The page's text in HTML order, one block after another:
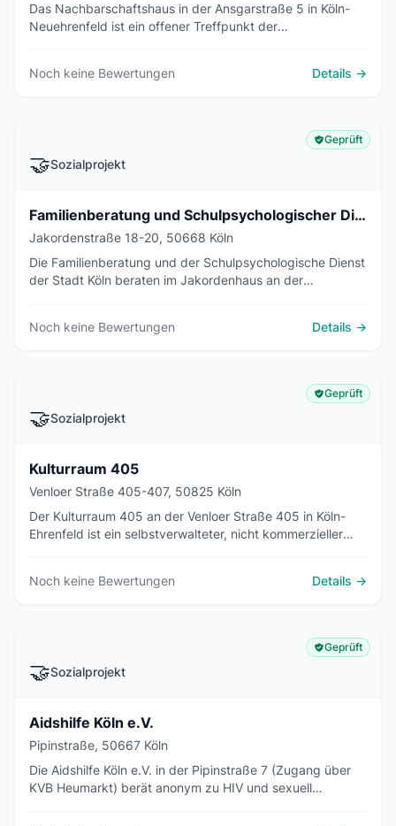
Das Nachbarschaftshaus in der Ansgarstraße 5 in Köln-
Neuehrenfeld ist ein offener Treffpunkt der
Noch keine Bewertungen Details →
🤝Sozialprojekt
Geprüft
Familienberatung und Schulpsychologischer Dienst der Stadt Köln
Jakordenstraße 18-20, 50668 Köln
Die Familienberatung und der Schulpsychologische Dienst
der Stadt Köln beraten im Jakordenhaus an der
Noch keine Bewertungen Details →
🤝Sozialprojekt
Geprüft
Kulturraum 405
Venloer Straße 405-407, 50825 Köln
Der Kulturraum 405 an der Venloer Straße 405 in Köln-
Ehrenfeld ist ein selbstverwalteter, nicht kommerzieller
Noch keine Bewertungen Details →
🤝Sozialprojekt
Geprüft
Aidshilfe Köln e.V.
Pipinstraße, 50667 Köln
Die Aidshilfe Köln e.V. in der Pipinstraße 7 (Zugang über
KVB Heumarkt) berät anonym zu HIV und sexuell